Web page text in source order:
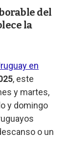
del
la
en
, este
y martes,
y domingo
o un